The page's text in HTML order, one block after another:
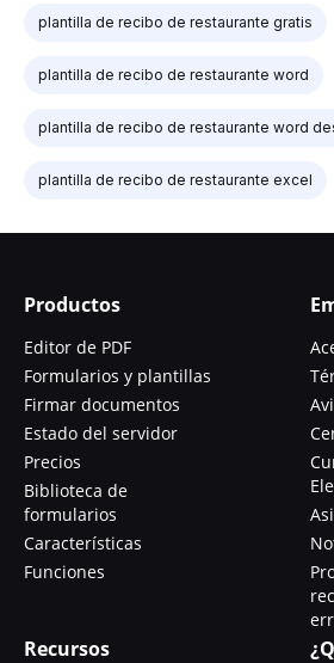
plantilla de recibo de restaurante gratis
plantilla de recibo de restaurante word
plantilla de recibo de restaurante word
plantilla de recibo de restaurante excel
Productos
Editor de PDF
Formularios y plantillas
Firmar documentos
Estado del servidor
Precios
Biblioteca de
formularios
Características
Funciones
Recursos